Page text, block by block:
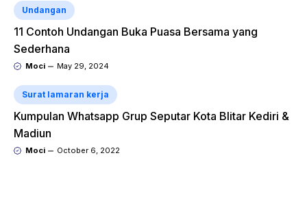
Undangan
11 Contoh Undangan Buka Puasa Bersama yang
Sederhana
Moci May 29, 2024
Surat lamaran kerja
Kumpulan Whatsapp Grup Seputar Kota Blitar Kediri &
Madiun
Moci October 6, 2022